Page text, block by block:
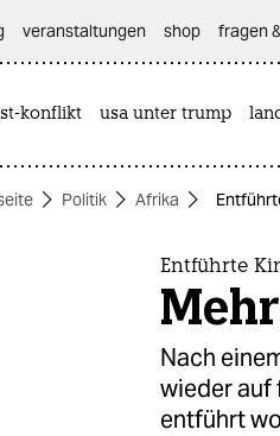
veranstaltungen shop fragen
konflikt usa unter trump
Politik Afrika
Entführte
Nach
wieder auf
entführt